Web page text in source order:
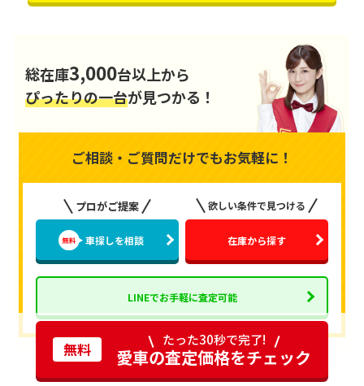
総在庫3,000台以上から
ぴったりの一台が見つかる！
ご相談・ご質問だけでもお気軽に！
プロがご提案
車探しを相談
欲しい条件で見つける
在庫から探す
LINEでお手軽に査定可能
無料 たった30秒で完了!
愛車の査定価格をチェック